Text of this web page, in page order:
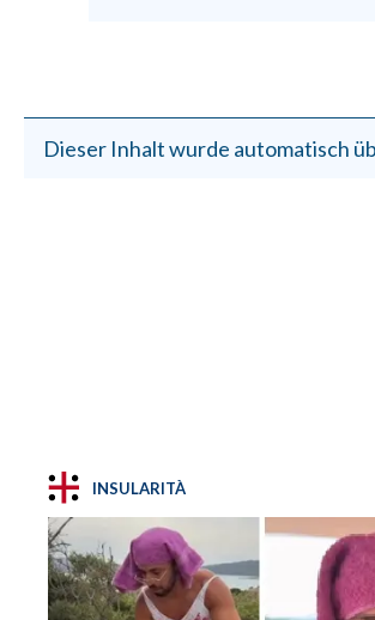
Dieser Inhalt wurde automatisch
INSULARITÀ